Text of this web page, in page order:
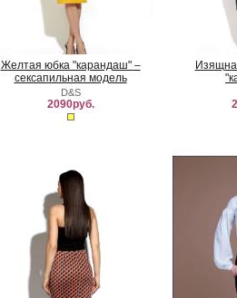
Желтая юбка "карандаш" –
сексапильная модель
D&S
2090руб.